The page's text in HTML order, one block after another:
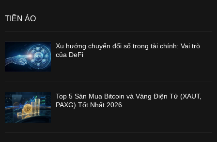
TIỀN ẢO
Xu hướng chuyển đổi số trong tài chính: Vai trò
của DeFi
Top 5 Sàn Mua Bitcoin và Vàng Điện Tử (XAUT,
PAXG) Tốt Nhất 2026